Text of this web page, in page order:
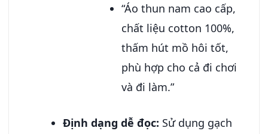
“Áo thun nam cao cấp,
chất liệu cotton 100%,
thấm hút mồ hôi tốt,
phù hợp cho cả đi chơi
và đi làm.”
Định dạng dễ đọc: Sử dụng gạch